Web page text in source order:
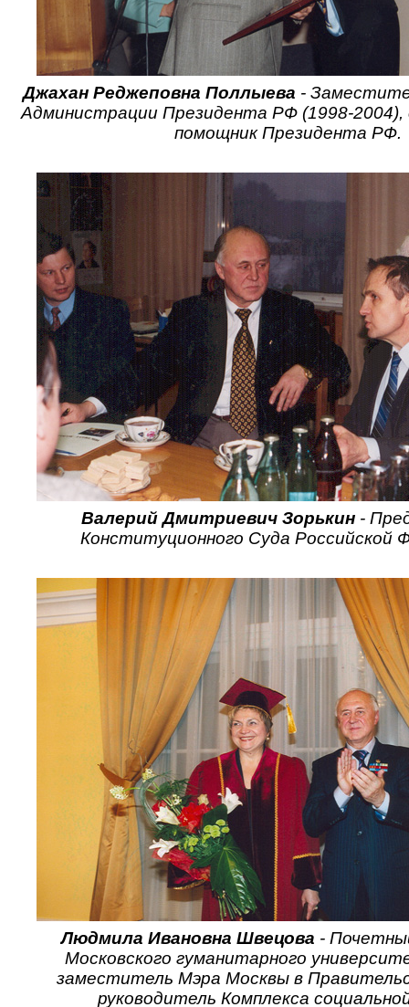
Джахан Реджеповна Поллыева -
Администрации Президента РФ (1998-2004),
помощник Президента РФ.
Валерий Дмитриевич Зорькин-
Конституционного Суда Российской
Людмила Ивановна Швецова -
Московского гуманитарного
заместитель Мэра Москвы в
руководитель Комплекса